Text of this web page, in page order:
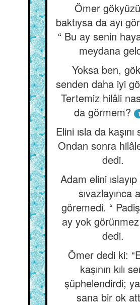
Ömer
baktıysa da ayı
“ Bu ay senin
meydana
Yoksa ben,
senden daha iyi
Tertemiz hilâli
da görmem?
Elini ısla da kaşını
Ondan sonra
dedi.
Adam elini ıslayıp
sıvazlayınca
göremedi. “
ay yok
dedi.
Ömer dedi ki:
kaşının kılı
şüphelendirdi;
sana bir ok